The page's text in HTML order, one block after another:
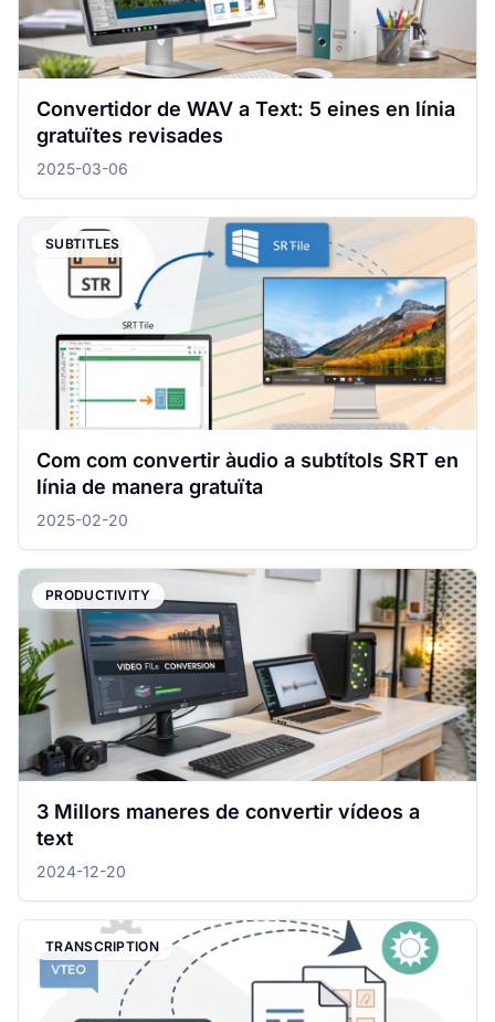
Convertidor de WAV a Text: 5 eines en línia
gratuïtes revisades
2025-03-06
SUBTITLES
Com com convertir àudio a subtítols SRT en
línia de manera gratuïta
2025-02-20
PRODUCTIVITY
3 Millors maneres de convertir vídeos a
text
2024-12-20
TRANSCRIPTION